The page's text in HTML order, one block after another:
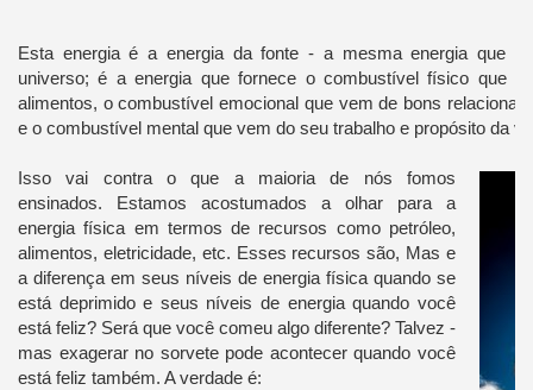
Esta energia é a energia da fonte - a mesma energia que
universo; é a energia que fornece o combustível físico que
alimentos, o combustível emocional que vem de bons
e o combustível mental que vem do seu trabalho e propósito da
Isso vai contra o que a maioria de nós fomos
ensinados. Estamos acostumados a olhar para a
energia física em termos de recursos como petróleo,
alimentos, eletricidade, etc. Esses recursos são, Mas e
a diferença em seus níveis de energia física quando se
está deprimido e seus níveis de energia quando você
está feliz? Será que você comeu algo diferente? Talvez -
mas exagerar no sorvete pode acontecer quando você
está feliz também. A verdade é: